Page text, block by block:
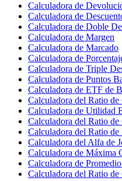
Calculadora de
Calculadora de
Calculadora de Doble
Calculadora de Margen
Calculadora de Marcado
Calculadora de
Calculadora de Triple
Calculadora de Puntos
Calculadora de ETF de
Calculadora del Ratio de
Calculadora de Utilidad
Calculadora del Ratio de
Calculadora del Ratio
Calculadora del Alfa de
Calculadora de Máxima
Calculadora de
Calculadora del Ratio